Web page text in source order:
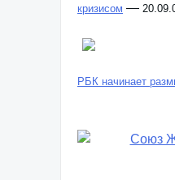
кризисом —
РБК начинает